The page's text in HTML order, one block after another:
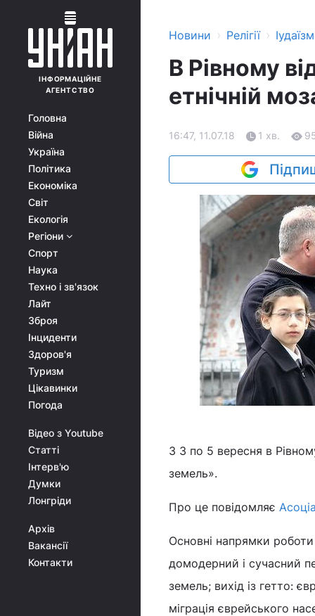
ІНФОРМАЦІЙНЕ
АГЕНТСТВО
Головна
Війна
Україна
Політика
Економіка
Світ
Екологія
Регіони
Спорт
Наука
Техно і зв'язок
Лайт
Зброя
Інциденти
Здоров'я
Туризм
Цікавинки
Погода
Відео з Youtube
Статті
Інтерв'ю
Думки
Лонгріди
Архів
Вакансії
Контакти
Новини › Релігії › Іудаїзм
В Рівному
етнічній
16:47, 11.07.18 1 хв.
З 3 по 5 вересня в
земель».
Про це повідомляє
Основні напрямки
домодерний і сучасний
земель; вихід із гетто:
міграція єврейського